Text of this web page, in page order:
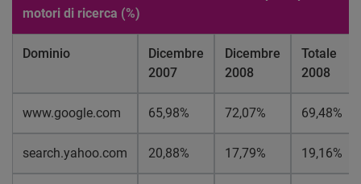
motori di ricerca (%)
Dominio
Dicembre
2007
Dicembre
2008
Totale
2008
www.google.com 65,98% 72,07% 69,48%
search.yahoo.com 20,88% 17,79% 19,16%